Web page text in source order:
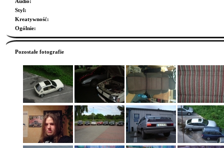
Styl:
Kreatywność:
Ogólnie:
Pozostałe fotografie